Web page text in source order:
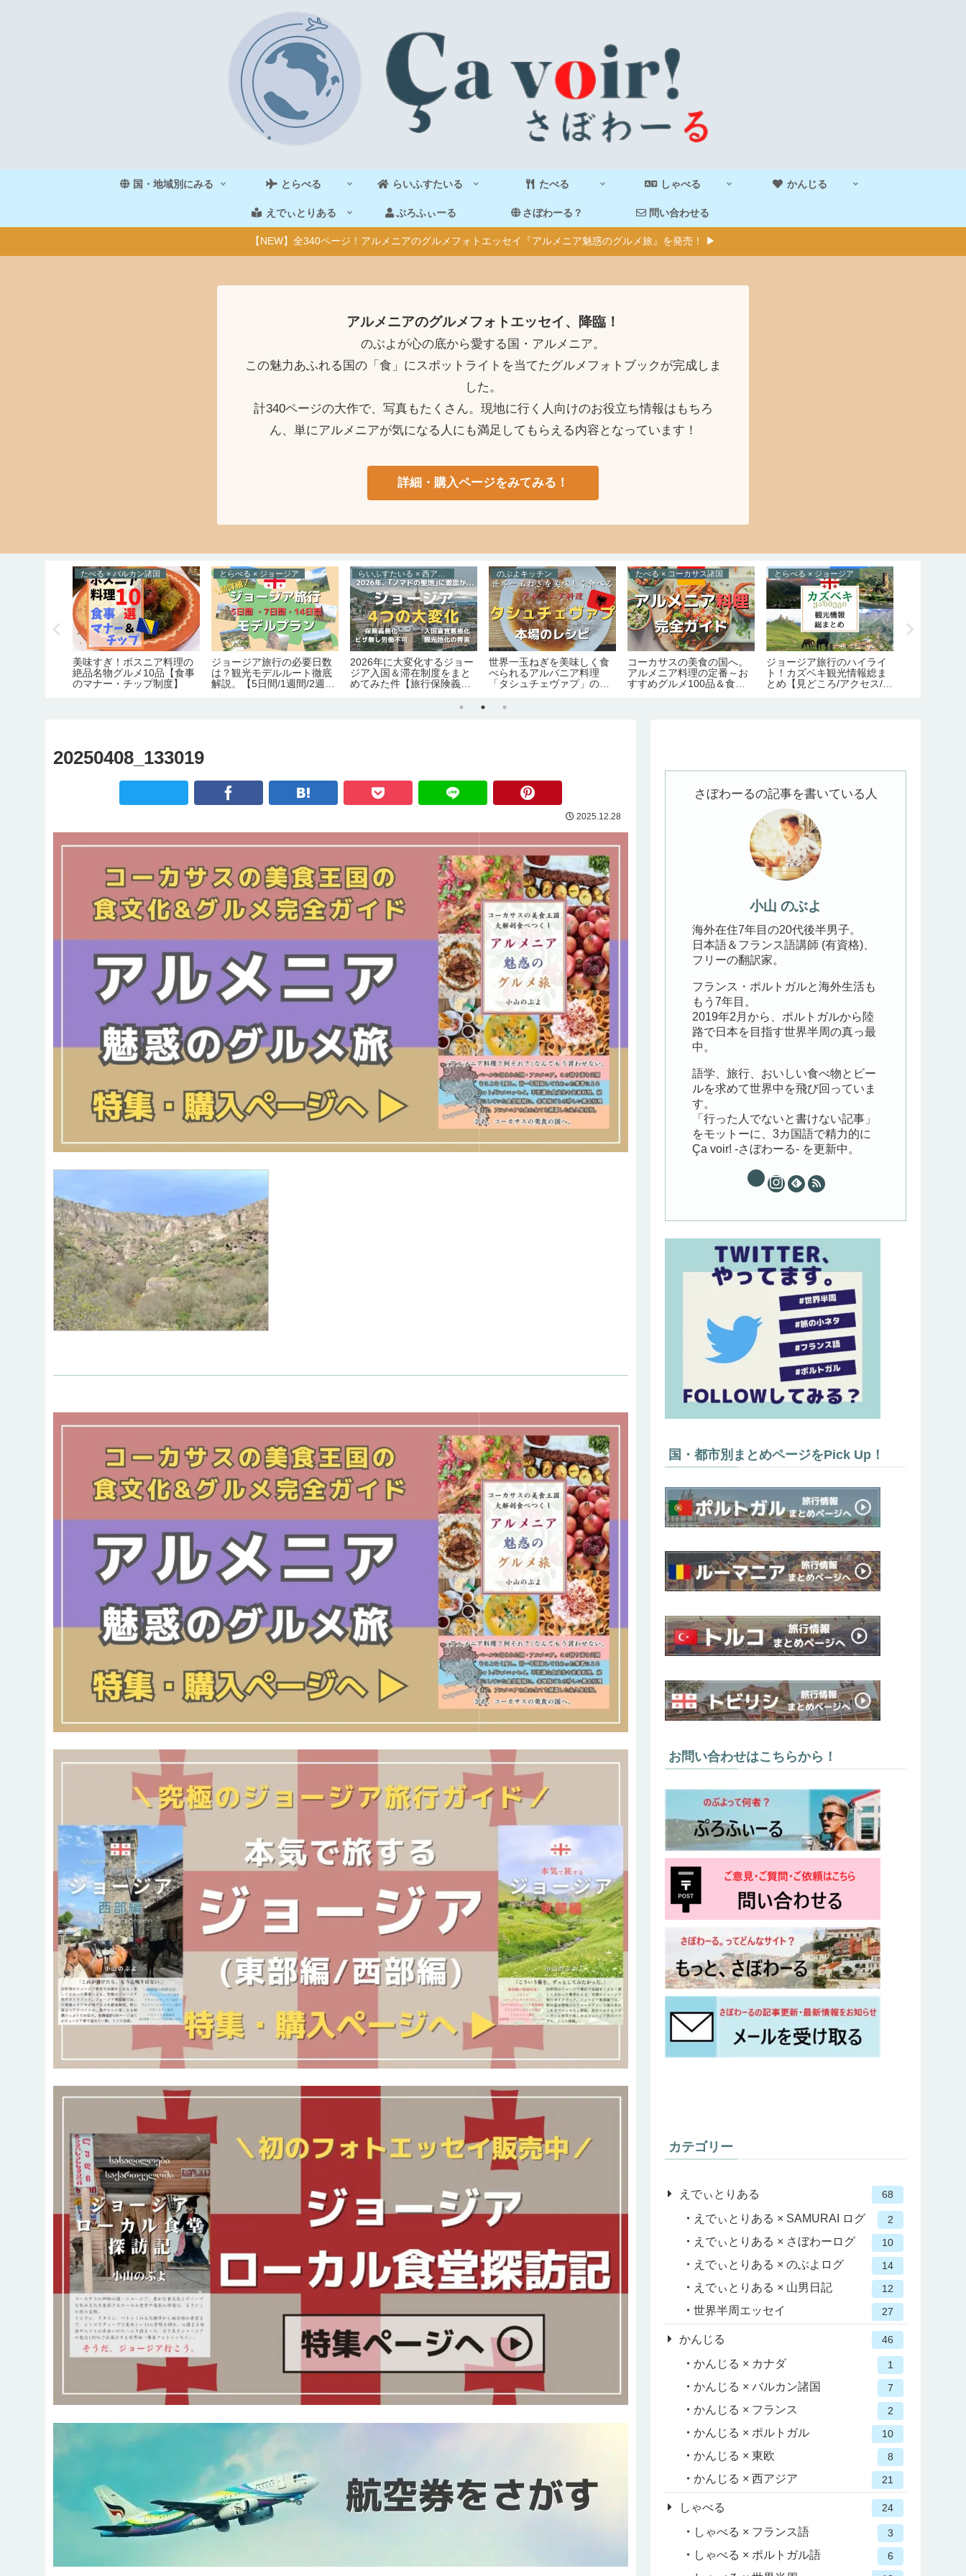
国・地域別にみる とらべる らいふすたいる たべる しゃべる かんじる
えでぃとりある ぷろふぃーる さぼわーる？ 問い合わせる
【NEW】全340ページ！アルメニアのグルメフォトエッセイ『アルメニア魅惑のグルメ旅』を発売！ ▶
アルメニアのグルメフォトエッセイ、降臨！
のぶよが心の底から愛する国・アルメニア。
この魅力あふれる国の「食」にスポットライトを当てたグルメフォトブックが完成しま
した。
計340ページの大作で、写真もたくさん。現地に行く人向けのお役立ち情報はもちろ
ん、単にアルメニアが気になる人にも満足してもらえる内容となっています！
詳細・購入ページをみてみる！
たべる × バルカン諸国
美味すぎ！ボスニア料理の
絶品名物グルメ10品【食事
のマナー・チップ制度】
とらべる × ジョージア
ジョージア旅行の必要日数
は？観光モデルルート徹底
解説。【5日間/1週間/2週
2026年に大変化するジョー
ジア入国＆滞在制度をまと
めてみた件【旅行保険義務
証の義務化｜観光地化の弊
のぶよキッチン
世界一玉ねぎを美味しく食
べられるアルバニア料理
「タシュチェヴァプ」のレ
チン#16】
たべる × コーカサス諸国
コーカサスの美食の国へ。
アルメニア料理の定番～お
すすめグルメ100品＆食文
とらべる × ジョージア
ジョージア旅行のハイライ
ト！カズベキ観光情報総ま
とめ【見どころ/アクセス/必
20250408_133019
2025.12.28
さぼわーるの記事を書いている人
小山 のぶよ
海外在住7年目の20代後半男子。
日本語＆フランス語講師 (有資格)、
フリーの翻訳家。
フランス・ポルトガルと海外生活も
もう7年目。
2019年2月から、ポルトガルから陸
路で日本を目指す世界半周の真っ最
中。
語学、旅行、おいしい食べ物とビー
ルを求めて世界中を飛び回っていま
す。
「行った人でないと書けない記事」
をモットーに、3カ国語で精力的に
Ça voir! -さぼわーる- を更新中。
国・都市別まとめページをPick Up！
お問い合わせはこちらから！
カテゴリー
えでぃとりある 68
えでぃとりある × SAMURAI ログ 2
えでぃとりある × さぼわーログ 10
えでぃとりある × のぶよログ 14
えでぃとりある × 山男日記 12
世界半周エッセイ 27
かんじる 46
かんじる × カナダ 1
かんじる × バルカン諸国 7
かんじる × フランス 2
かんじる × ポルトガル 10
かんじる × 東欧 8
かんじる × 西アジア 21
しゃべる 24
しゃべる × フランス語 3
しゃべる × ポルトガル語 6